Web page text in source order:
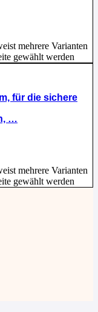
mehrere Varianten
gewählt werden
für die sichere
…
mehrere Varianten
gewählt werden